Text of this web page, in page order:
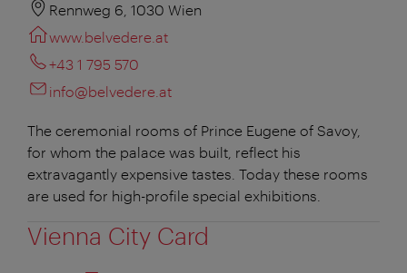
Rennweg 6, 1030 Wien
www.belvedere.at
+43 1 795 570
info@belvedere.at
The ceremonial rooms of Prince Eugene of Savoy,
for whom the palace was built, reflect his
extravagantly expensive tastes. Today these rooms
are used for high-profile special exhibitions.
Vienna City Card